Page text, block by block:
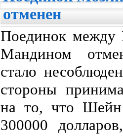
отменен
Поединок
Мандином
стало
стороны
на то, что Шейн
300000